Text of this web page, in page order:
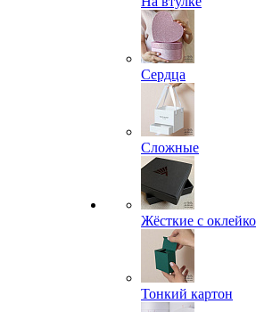
Сердца
Сложные
Жёсткие с
Тонкий картон